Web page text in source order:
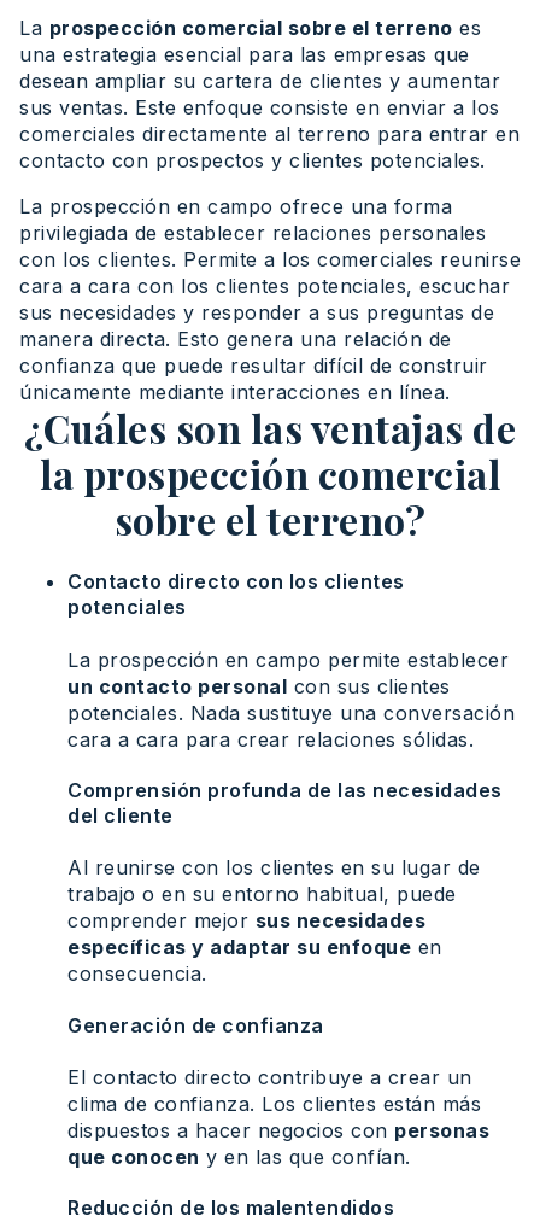
La prospección comercial sobre el terreno es
una estrategia esencial para las empresas que
desean ampliar su cartera de clientes y aumentar
sus ventas. Este enfoque consiste en enviar a los
comerciales directamente al terreno para entrar en
contacto con prospectos y clientes potenciales.
La prospección en campo ofrece una forma
privilegiada de establecer relaciones personales
con los clientes. Permite a los comerciales reunirse
cara a cara con los clientes potenciales, escuchar
sus necesidades y responder a sus preguntas de
manera directa. Esto genera una relación de
confianza que puede resultar difícil de construir
únicamente mediante interacciones en línea.
¿Cuáles son las ventajas de
la prospección comercial
sobre el terreno?
Contacto directo con los clientes
potenciales
La prospección en campo permite establecer
un contacto personal con sus clientes
potenciales. Nada sustituye una conversación
cara a cara para crear relaciones sólidas.
Comprensión profunda de las necesidades
del cliente
Al reunirse con los clientes en su lugar de
trabajo o en su entorno habitual, puede
comprender mejor sus necesidades
específicas y adaptar su enfoque en
consecuencia.
Generación de confianza
El contacto directo contribuye a crear un
clima de confianza. Los clientes están más
dispuestos a hacer negocios con personas
que conocen y en las que confían.
Reducción de los malentendidos